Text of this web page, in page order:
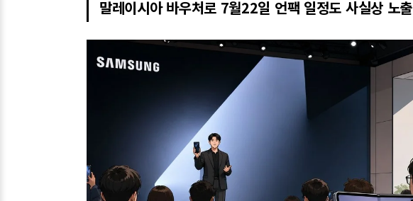
말레이시아 바우처로 7월22일 언팩 일정도 사실상 노출